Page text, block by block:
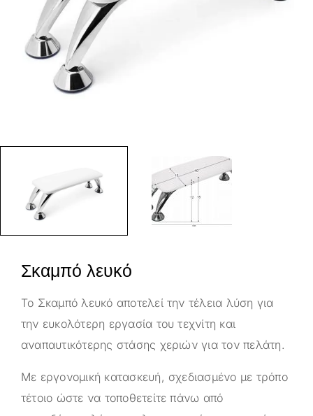
Σκαμπό λευκό
Το Σκαμπό λευκό αποτελεί την τέλεια λύση για
την ευκολότερη εργασία του τεχνίτη και
αναπαυτικότερης στάσης χεριών για τον πελάτη.
Με εργονομική κατασκευή, σχεδιασμένο με τρόπο
τέτοιο ώστε να τοποθετείτε πάνω από